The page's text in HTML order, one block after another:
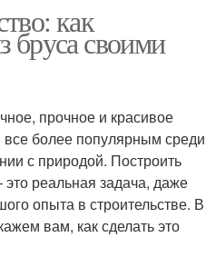
как
бруса своими
прочное и красивое
все более популярным среди
с природой. Построить
реальная задача, даже
опыта в строительстве. В
вам, как сделать это